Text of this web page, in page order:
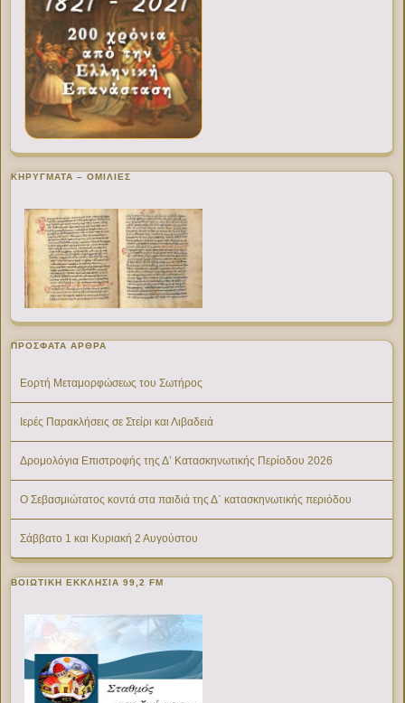
ΚΗΡΥΓΜΑΤΑ – ΟΜΙΛΙΕΣ
ΠΡΌΣΦΑΤΑ ΆΡΘΡΑ
Εορτή Μεταμορφώσεως του Σωτήρος
Ιερές Παρακλήσεις σε Στείρι και Λιβαδειά
Δρομολόγια Επιστροφής της Δ’ Κατασκηνωτικής Περίοδου 2026
Ο Σεβασμιώτατος κοντά στα παιδιά της Δ΄ κατασκηνωτικής περιόδου
Σάββατο 1 και Κυριακή 2 Αυγούστου
ΒΟΙΩΤΙΚΉ ΕΚΚΛΗΣΊΑ 99,2 FM